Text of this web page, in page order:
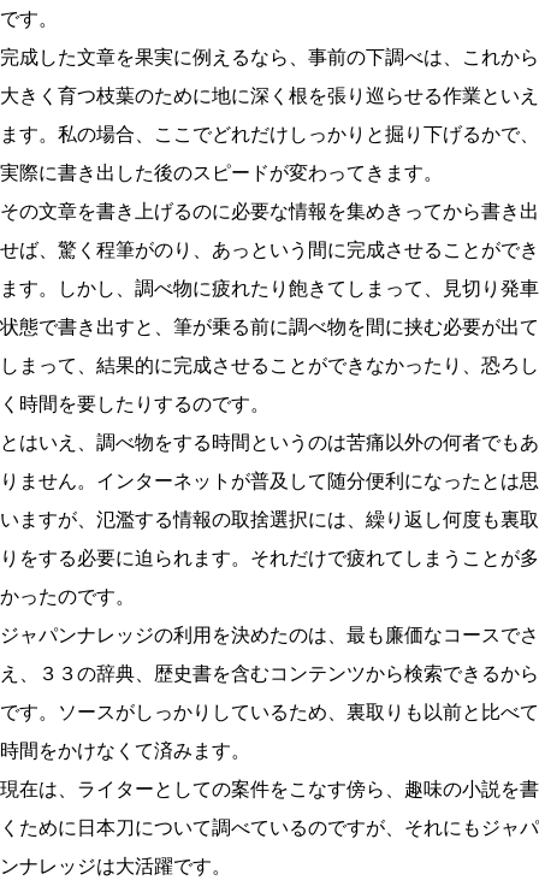
です。
完成した文章を果実に例えるなら、事前の下調べは、これから
大きく育つ枝葉のために地に深く根を張り巡らせる作業といえ
ます。私の場合、ここでどれだけしっかりと掘り下げるかで、
実際に書き出した後のスピードが変わってきます。
その文章を書き上げるのに必要な情報を集めきってから書き出
せば、驚く程筆がのり、あっという間に完成させることができ
ます。しかし、調べ物に疲れたり飽きてしまって、見切り発車
状態で書き出すと、筆が乗る前に調べ物を間に挟む必要が出て
しまって、結果的に完成させることができなかったり、恐ろし
く時間を要したりするのです。
とはいえ、調べ物をする時間というのは苦痛以外の何者でもあ
りません。インターネットが普及して随分便利になったとは思
いますが、氾濫する情報の取捨選択には、繰り返し何度も裏取
りをする必要に迫られます。それだけで疲れてしまうことが多
かったのです。
ジャパンナレッジの利用を決めたのは、最も廉価なコースでさ
え、３３の辞典、歴史書を含むコンテンツから検索できるから
です。ソースがしっかりしているため、裏取りも以前と比べて
時間をかけなくて済みます。
現在は、ライターとしての案件をこなす傍ら、趣味の小説を書
くために日本刀について調べているのですが、それにもジャパ
ンナレッジは大活躍です。